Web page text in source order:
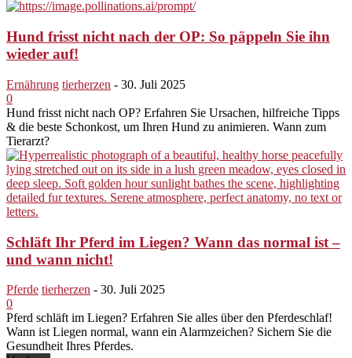
Hund frisst nicht nach der OP: So päppeln Sie ihn
wieder auf!
Ernährung tierherzen - 30. Juli 2025
0
Hund frisst nicht nach OP? Erfahren Sie Ursachen, hilfreiche Tipps
& die beste Schonkost, um Ihren Hund zu animieren. Wann zum
Tierarzt?
Schläft Ihr Pferd im Liegen? Wann das normal ist –
und wann nicht!
Pferde tierherzen - 30. Juli 2025
0
Pferd schläft im Liegen? Erfahren Sie alles über den Pferdeschlaf!
Wann ist Liegen normal, wann ein Alarmzeichen? Sichern Sie die
Gesundheit Ihres Pferdes.